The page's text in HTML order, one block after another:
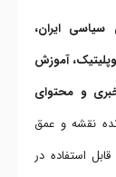
سیاسی ایران،
آموزش
و محتوای
نقشه و عمق
استفاده در